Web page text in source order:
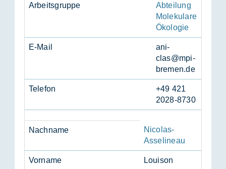
Ar­beits­grup­pe
Abteilung
Molekulare
Ökologie
E-Mail
ani­
clas@mpi-
bre­men.de
Te­le­fon
+49 421
2028-8730
Nach­na­me
Nicolas-
Asselineau
Vor­na­me Loui­son